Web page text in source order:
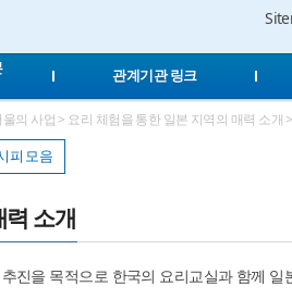
관계기관 링크
의 사업 > 요리 체험을 통한 일본 지역의 매력 소개 >
피 모음
력 소개
진을 목적으로 한국의 요리교실과 함께 일